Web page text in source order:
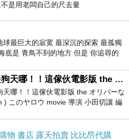
光澤感
是用老闆自己的尺去量
球最巨大的寂寞 最深沉的探索 最孤獨
底是 青鳥不到的地方 但是 你追尋的
珍珠更
奥莉佛是狗天哪！！這傢伙電影版 the オリバーな犬、 (gosh ) このヤロウ movie
天哪！！這傢伙電影版 the オリバーな
) このヤロウ movie 導演 小田切讓 編
主演: 小田切讓
物 書店 露天拍賣 比比昂代購